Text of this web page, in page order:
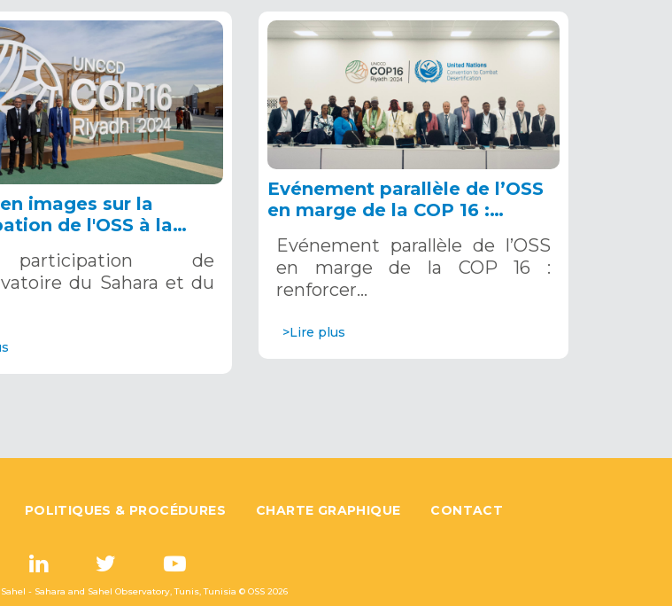
images sur la
de l'OSS à la
en Arabie
de
du Sahara et du
Evénement parallèle de l’OSS
en marge de la COP 16 :
grâce aux Systèmes d’Alerte
Précoce Multirisques. 12
décembre 2024
Evénement parallèle de l’OSS
en marge de la COP 16 :
renforcer…
>Lire plus
POLITIQUES & PROCÉDURES CHARTE GRAPHIQUE CONTACT
- Sahara and Sahel Observatory, Tunis, Tunisia © OSS 2026